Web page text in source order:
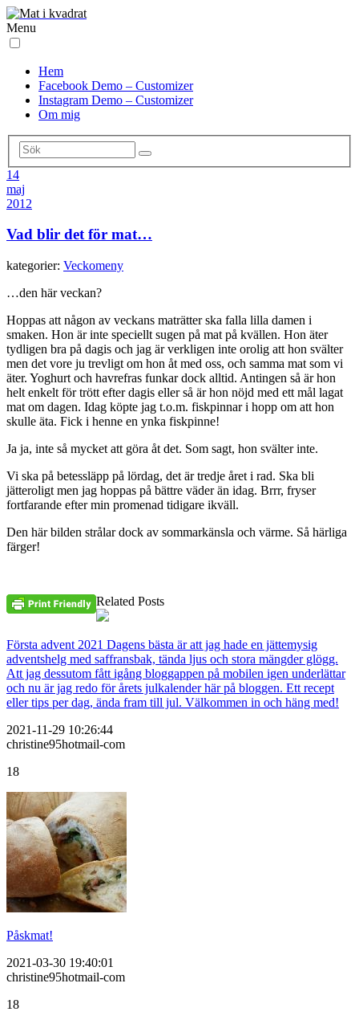
Menu
Hem
Facebook Demo – Customizer
Instagram Demo – Customizer
Om mig
14
maj
2012
Vad blir det för mat…
kategorier: Veckomeny
…den här veckan?
Hoppas att någon av veckans maträtter ska falla lilla damen i
smaken. Hon är inte speciellt sugen på mat på kvällen. Hon äter
tydligen bra på dagis och jag är verkligen inte orolig att hon svälter
men det vore ju trevligt om hon åt med oss, och samma mat som vi
äter. Yoghurt och havrefras funkar dock alltid. Antingen så är hon
helt enkelt för trött efter dagis eller så är hon nöjd med ett mål lagat
mat om dagen. Idag köpte jag t.o.m. fiskpinnar i hopp om att hon
skulle äta. Fick i henne en ynka fiskpinne!
Ja ja, inte så mycket att göra åt det. Som sagt, hon svälter inte.
Vi ska på betessläpp på lördag, det är tredje året i rad. Ska bli
jätteroligt men jag hoppas på bättre väder än idag. Brrr, fryser
fortfarande efter min promenad tidigare ikväll.
Den här bilden strålar dock av sommarkänsla och värme. Så härliga
färger!
Related Posts
Första advent 2021 Dagens bästa är att jag hade en jättemysig
adventshelg med saffransbak, tända ljus och stora mängder glögg.
Att jag dessutom fått igång bloggappen på mobilen igen underlättar
och nu är jag redo för årets julkalender här på bloggen. Ett recept
eller tips per dag, ända fram till jul. Välkommen in och häng med!
2021-11-29 10:26:44
christine95hotmail-com
18
Påskmat!
2021-03-30 19:40:01
christine95hotmail-com
18